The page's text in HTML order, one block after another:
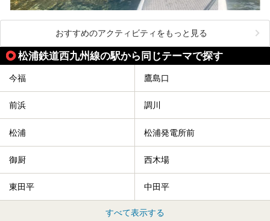
おすすめのアクティビティをもっと見る
松浦鉄道西九州線の駅から同じテーマで探す
今福 鷹島口
前浜 調川
松浦 松浦発電所前
御厨 西木場
東田平 中田平
すべて表示する